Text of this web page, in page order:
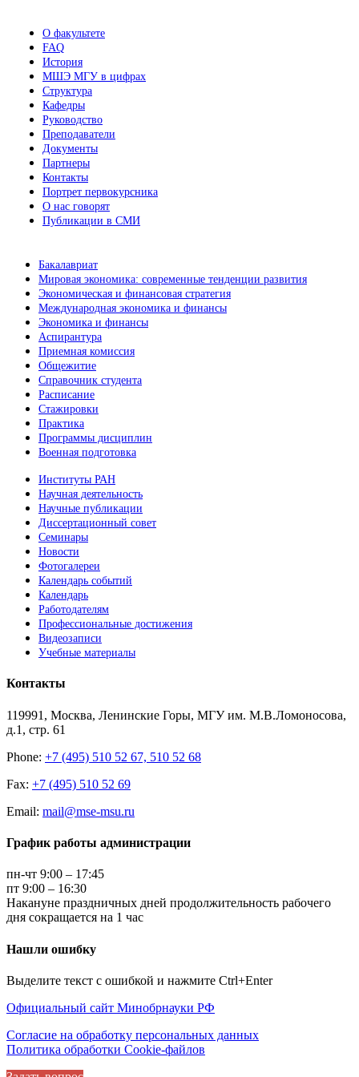
О факультете
FAQ
История
МШЭ МГУ в цифрах
Структура
Кафедры
Руководство
Преподаватели
Документы
Партнеры
Контакты
Портрет первокурсника
О нас говорят
Публикации в СМИ
Бакалавриат
Мировая экономика: современные тенденции развития
Экономическая и финансовая стратегия
Международная экономика и финансы
Экономика и финансы
Аспирантура
Приемная комиссия
Общежитие
Справочник студента
Расписание
Стажировки
Практика
Программы дисциплин
Военная подготовка
Институты РАН
Научная деятельность
Научные публикации
Диссертационный совет
Семинары
Новости
Фотогалереи
Календарь событий
Календарь
Работодателям
Профессиональные достижения
Видеозаписи
Учебные материалы
Контакты
119991, Москва, Ленинские Горы, МГУ им. М.В.Ломоносова,
д.1, стр. 61
Phone: +7 (495) 510 52 67, 510 52 68
Fax: +7 (495) 510 52 69
Email: mail@mse-msu.ru
График работы администрации
пн-чт 9:00 – 17:45
пт 9:00 – 16:30
Накануне праздничных дней продолжительность рабочего
дня сокращается на 1 час
Нашли ошибку
Выделите текст с ошибкой и нажмите Ctrl+Enter
Официальный сайт Минобрнауки РФ
Согласие на обработку персональных данных
Политика обработки Cookie-файлов